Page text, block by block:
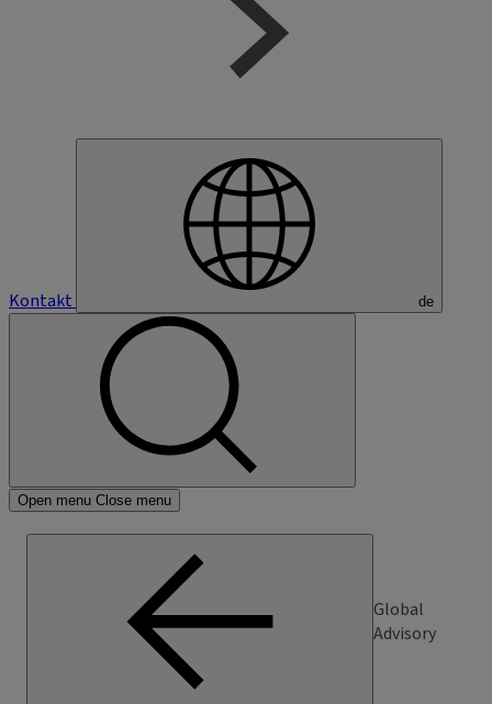
Kontakt de
Open menu Close menu
Global
Advisory